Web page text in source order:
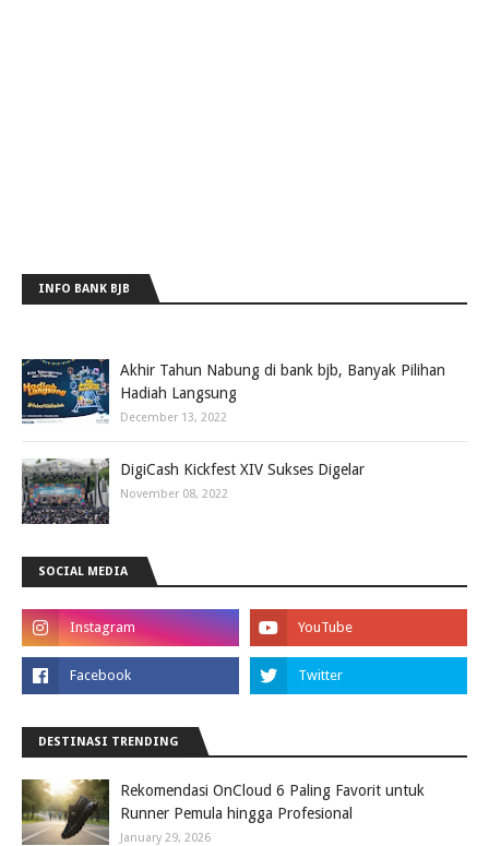
INFO BANK BJB
Akhir Tahun Nabung di bank bjb, Banyak Pilihan
Hadiah Langsung
December 13, 2022
DigiCash Kickfest XIV Sukses Digelar
November 08, 2022
SOCIAL MEDIA
DESTINASI TRENDING
Rekomendasi OnCloud 6 Paling Favorit untuk
Runner Pemula hingga Profesional
January 29, 2026